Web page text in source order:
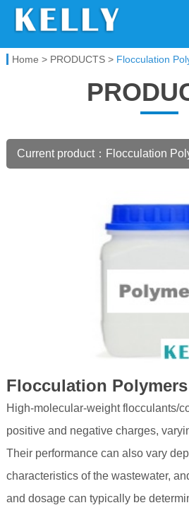
Home > PRODUCTS > Flocculation
Current product：Flocculation
Flocculation Polymers
High-molecular-weight flocculants/
positive and negative charges,
Their performance can also vary
characteristics of the wastewater,
and dosage can typically be